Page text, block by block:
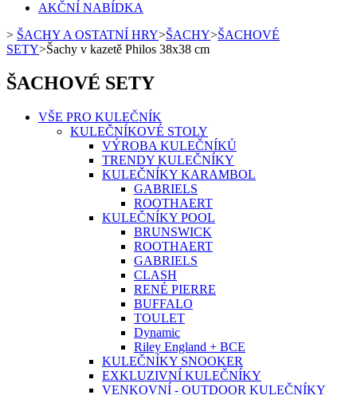
AKČNÍ NABÍDKA
> ŠACHY A OSTATNÍ HRY>ŠACHY>ŠACHOVÉ
SETY>Šachy v kazetě Philos 38x38 cm
ŠACHOVÉ SETY
VŠE PRO KULEČNÍK
KULEČNÍKOVÉ STOLY
VÝROBA KULEČNÍKŮ
TRENDY KULEČNÍKY
KULEČNÍKY KARAMBOL
GABRIELS
ROOTHAERT
KULEČNÍKY POOL
BRUNSWICK
ROOTHAERT
GABRIELS
CLASH
RENÉ PIERRE
BUFFALO
TOULET
Dynamic
Riley England + BCE
KULEČNÍKY SNOOKER
EXKLUZIVNÍ KULEČNÍKY
VENKOVNÍ - OUTDOOR KULEČNÍKY